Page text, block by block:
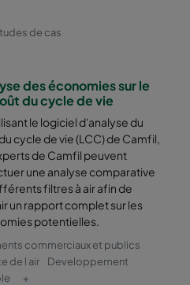
ePM2,5 50%
ePM2,5 50% M6
ePM2,5 50% M6
ePM2,5 50%
de cas
des économies sur le
du cycle de vie
le logiciel d'analyse du
cycle de vie (LCC) de Camfil,
de Camfil peuvent
une analyse comparative
filtres à air afin de
un rapport complet sur les
potentielles.
commerciaux et publics
de l air
Developpement
+